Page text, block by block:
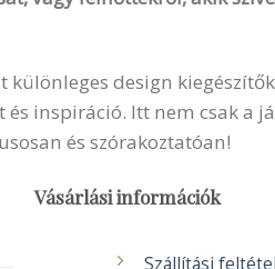
design
inspiráció. Itt nem csak a
és szórakoztatóan!
Vásárlási információk
Szállítási